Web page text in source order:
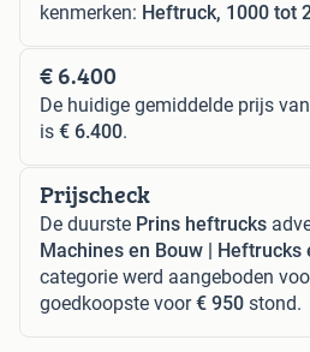
kenmerken: Heftruck, 1000 tot
€ 6.400
De huidige gemiddelde prijs
is € 6.400.
Prijscheck
De duurste Prins heftrucks
Machines en Bouw |
categorie werd aangeboden
goedkoopste voor€ 950 stond.